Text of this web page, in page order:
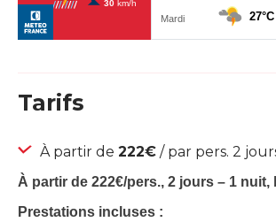
Tarifs
À partir de 222€ / par pers. 2
À partir de 222€/pers., 2 jours – 1 nuit,
Prestations incluses :